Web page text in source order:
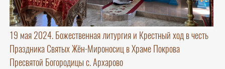
19 мая 2024. Божественная литургия и Крестный ход в честь
Праздника Святых Жён-Мироносиц в Храме Покрова
Пресвятой Богородицы с. Архарово